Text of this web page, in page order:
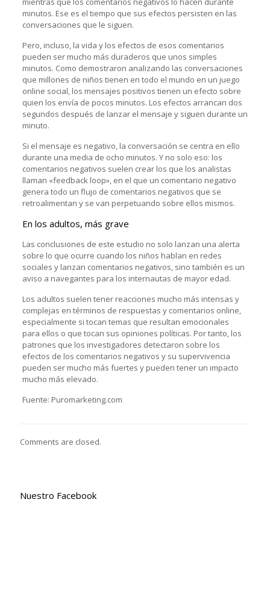
minutos. Ese es el tiempo que sus efectos persisten en las
conversaciones que le siguen.
Pero, incluso, la vida y los efectos de esos comentarios
pueden ser mucho más duraderos que unos simples
minutos. Como demostraron analizando las conversaciones
que millones de niños tienen en todo el mundo en un juego
online social, los mensajes positivos tienen un efecto sobre
quien los envía de pocos minutos. Los efectos arrancan dos
segundos después de lanzar el mensaje y siguen durante un
minuto.
Si el mensaje es negativo, la conversación se centra en ello
durante una media de ocho minutos. Y no solo eso: los
comentarios negativos suelen crear los que los analistas
llaman «feedback loop», en el que un comentario negativo
genera todo un flujo de comentarios negativos que se
retroalimentan y se van perpetuando sobre ellos mismos.
En los adultos, más grave
Las conclusiones de este estudio no solo lanzan una alerta
sobre lo que ocurre cuando los niños hablan en redes
sociales y lanzan comentarios negativos, sino también es un
aviso a navegantes para los internautas de mayor edad.
Los adultos suelen tener reacciones mucho más intensas y
complejas en términos de respuestas y comentarios online,
especialmente si tocan temas que resultan emocionales
para ellos o que tocan sus opiniones políticas. Por tanto, los
patrones que los investigadores detectaron sobre los
efectos de los comentarios negativos y su supervivencia
pueden ser mucho más fuertes y pueden tener un impacto
mucho más elevado.
Fuente: Puromarketing.com
Comments are closed.
Nuestro Facebook